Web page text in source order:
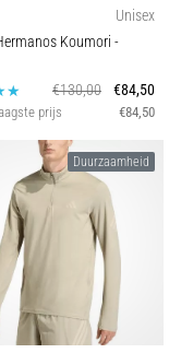
Unisex
Koumori -
€130,00
€84,50
prijs €84,50
Duurzaamheid